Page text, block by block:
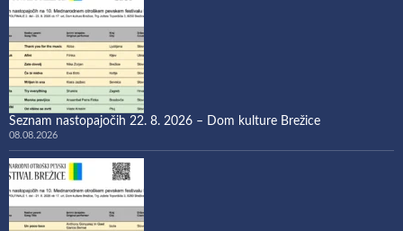
Seznam nastopajočih 22. 8. 2026 – Dom kulture Brežice
08.08.2026